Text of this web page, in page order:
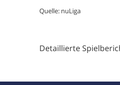
Quelle: nuLiga
Detaillierte